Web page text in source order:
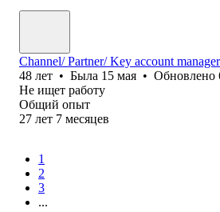
Channel/ Partner/ Key account manager
48 лет • Была 15 мая • Обновлено
Не ищет работу
Общий опыт
27 лет 7 месяцев
1
2
3
...